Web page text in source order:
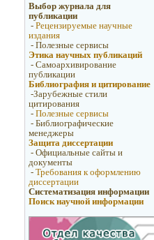
Выбор журнала для
публикации
- Рецензируемые научные
издания
- Полезные сервисы
Этика научных публикаций
- Самоархивирование
публикации
Библиография и цитирование
-Зарубежные стили
цитирования
- Полезные сервисы
- Библиографические
менеджеры
Защита диссертации
- Официальные сайты и
документы
- Требования к оформлению
диссертации
Систематизация информации
Поиск научной информации